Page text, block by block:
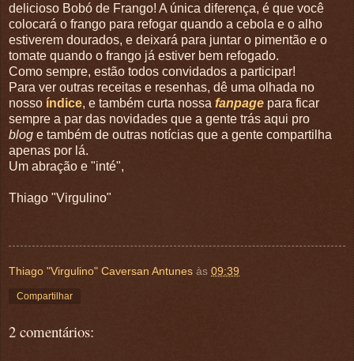
delicioso Bobó de Frango! A única diferença, é que você
colocará o frango para refogar quando a cebola e o alho
estiverem dourados, e deixará para juntar o pimentão e o
tomate quando o frango já estiver bem refogado.
Como sempre, estão todos convidados a participar!
Para ver outras receitas e resenhas, dê uma olhada no
nosso índice, e também curta nossa fanpage para ficar
sempre a par das novidades que a gente trás aqui pro
blog e também de outras notícias que a gente compartilha
apenas por lá.
Um abração e "inté",
Thiago "Virgulino"
Thiago "Virgulino" Caversan Antunes às 09:39
Compartilhar
2 comentários: